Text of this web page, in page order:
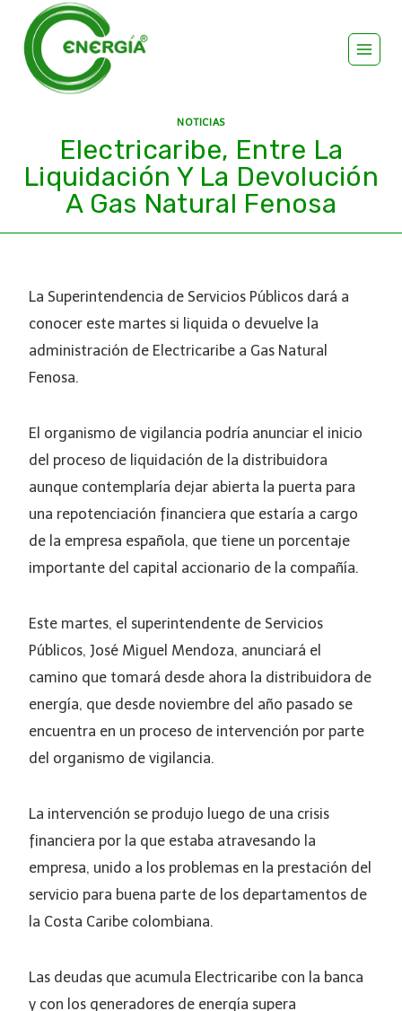
NOTICIAS
Electricaribe, Entre La
Liquidación Y La Devolución
A Gas Natural Fenosa
La Superintendencia de Servicios Públicos dará a
conocer este martes si liquida o devuelve la
administración de Electricaribe a Gas Natural
Fenosa.
El organismo de vigilancia podría anunciar el inicio
del proceso de liquidación de la distribuidora
aunque contemplaría dejar abierta la puerta para
una repotenciación financiera que estaría a cargo
de la empresa española, que tiene un porcentaje
importante del capital accionario de la compañía.
Este martes, el superintendente de Servicios
Públicos, José Miguel Mendoza, anunciará el
camino que tomará desde ahora la distribuidora de
energía, que desde noviembre del año pasado se
encuentra en un proceso de intervención por parte
del organismo de vigilancia.
La intervención se produjo luego de una crisis
financiera por la que estaba atravesando la
empresa, unido a los problemas en la prestación del
servicio para buena parte de los departamentos de
la Costa Caribe colombiana.
Las deudas que acumula Electricaribe con la banca
y con los generadores de energía supera